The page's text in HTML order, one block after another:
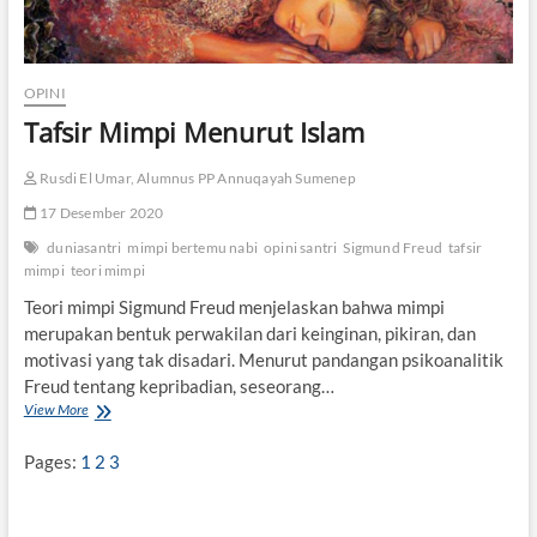
OPINI
Tafsir Mimpi Menurut Islam
Rusdi El Umar, Alumnus PP Annuqayah Sumenep
17 Desember 2020
duniasantri mimpi bertemu nabi opini santri Sigmund Freud tafsir
mimpi teori mimpi
Teori mimpi Sigmund Freud menjelaskan bahwa mimpi
merupakan bentuk perwakilan dari keinginan, pikiran, dan
motivasi yang tak disadari. Menurut pandangan psikoanalitik
Freud tentang kepribadian, seseorang…
View MoreT
s
Pages: 1 2 3